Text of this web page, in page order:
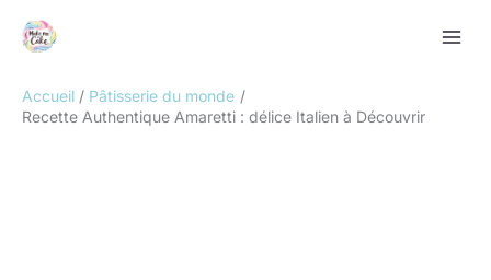
Accueil
Pâtisserie du monde
Recette Authentique Amaretti : délice Italien à Découvrir